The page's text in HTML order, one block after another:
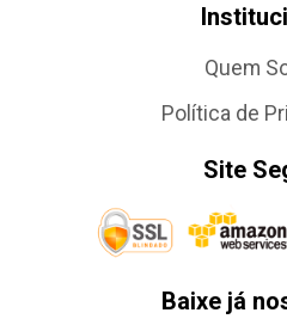
Quem
Política de
Site
Baixe já